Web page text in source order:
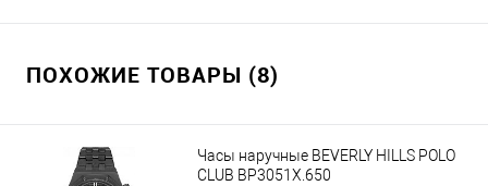
ПОХОЖИЕ ТОВАРЫ (8)
Часы наручные BEVERLY HILLS POLO
CLUB BP3051X.650